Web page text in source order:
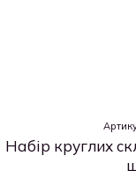
Набір круглих